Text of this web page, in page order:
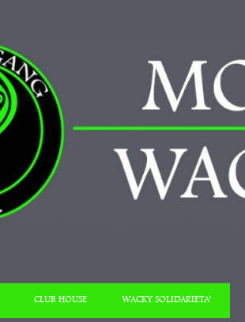
CLUB HOUSE WACKY SOLIDARIETA’